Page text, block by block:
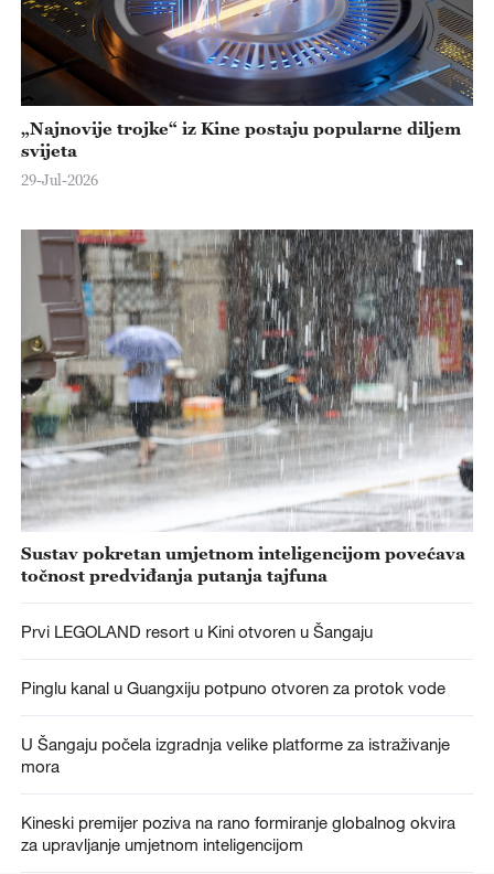
„Najnovije trojke“ iz Kine postaju popularne diljem
svijeta
29-Jul-2026
Sustav pokretan umjetnom inteligencijom povećava
točnost predviđanja putanja tajfuna
Prvi LEGOLAND resort u Kini otvoren u Šangaju
Pinglu kanal u Guangxiju potpuno otvoren za protok vode
U Šangaju počela izgradnja velike platforme za istraživanje
mora
Kineski premijer poziva na rano formiranje globalnog okvira
za upravljanje umjetnom inteligencijom